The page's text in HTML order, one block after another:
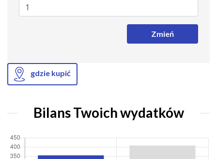
Zmień
gdzie kupić
Bilans Twoich wydatków